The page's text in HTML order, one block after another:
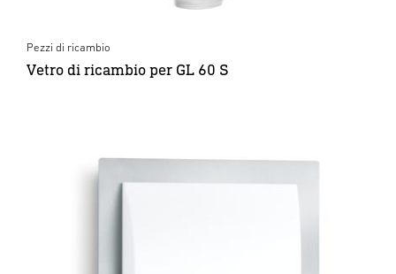
Pezzi di ricambio
Vetro di ricambio per GL 60 S